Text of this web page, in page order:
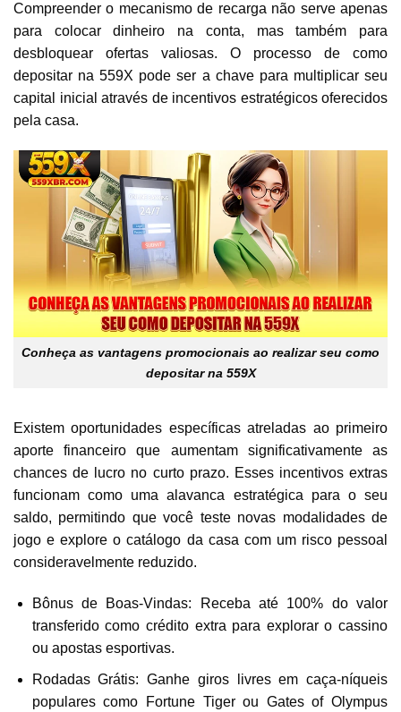
Compreender o mecanismo de recarga não serve apenas
para colocar dinheiro na conta, mas também para
desbloquear ofertas valiosas. O processo de como
depositar na 559X pode ser a chave para multiplicar seu
capital inicial através de incentivos estratégicos oferecidos
pela casa.
Conheça as vantagens promocionais ao realizar seu como
depositar na 559X
Existem oportunidades específicas atreladas ao primeiro
aporte financeiro que aumentam significativamente as
chances de lucro no curto prazo. Esses incentivos extras
funcionam como uma alavanca estratégica para o seu
saldo, permitindo que você teste novas modalidades de
jogo e explore o catálogo da casa com um risco pessoal
consideravelmente reduzido.
Bônus de Boas-Vindas: Receba até 100% do valor
transferido como crédito extra para explorar o cassino
ou apostas esportivas.
Rodadas Grátis: Ganhe giros livres em caça-níqueis
populares como Fortune Tiger ou Gates of Olympus